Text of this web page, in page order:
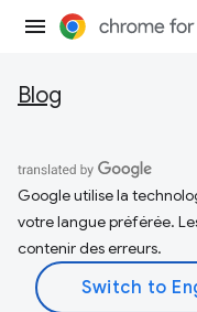
Blog
Google utilise la
votre langue préférée.
contenir des erreurs.